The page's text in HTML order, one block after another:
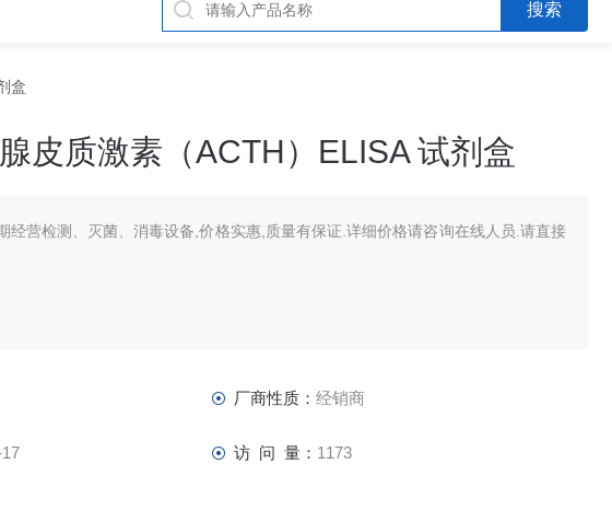
盒
皮质激素（ACTH）ELISA 试剂盒
经营检测、灭菌、消毒设备,价格实惠,质量有保证.详细价格请咨询在线人员.请直接
厂商性质： 经销商
访 问 量： 1173